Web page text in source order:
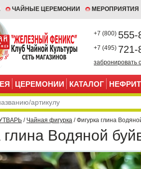
ЧАЙНЫЕ ЦЕРЕМОНИИ МЕРОПРИЯТИЯ
+7 (800) 555-
+7 (495) 721-
забронировать
ЦЕРЕМОНИИ КАТАЛОГ НЕФРИТ
/ Чайная фигурка / Фигурка глина
глина Водяной